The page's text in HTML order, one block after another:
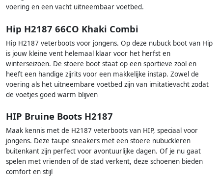
voering en een vacht uitneembaar voetbed.
Hip H2187 66CO Khaki Combi
Hip H2187 veterboots voor jongens. Op deze nubuck boot van Hip
is jouw kleine vent helemaal klaar voor het herfst en
winterseizoen. De stoere boot staat op een sportieve zool en
heeft een handige zijrits voor een makkelijke instap. Zowel de
voering als het uitneembare voetbed zijn van imitatievacht zodat
de voetjes goed warm blijven
HIP Bruine Boots H2187
Maak kennis met de H2187 veterboots van HIP, speciaal voor
jongens. Deze taupe sneakers met een stoere nubuckleren
buitenkant zijn perfect voor avontuurlijke dagen. Of je nu gaat
spelen met vrienden of de stad verkent, deze schoenen bieden
comfort en stijl